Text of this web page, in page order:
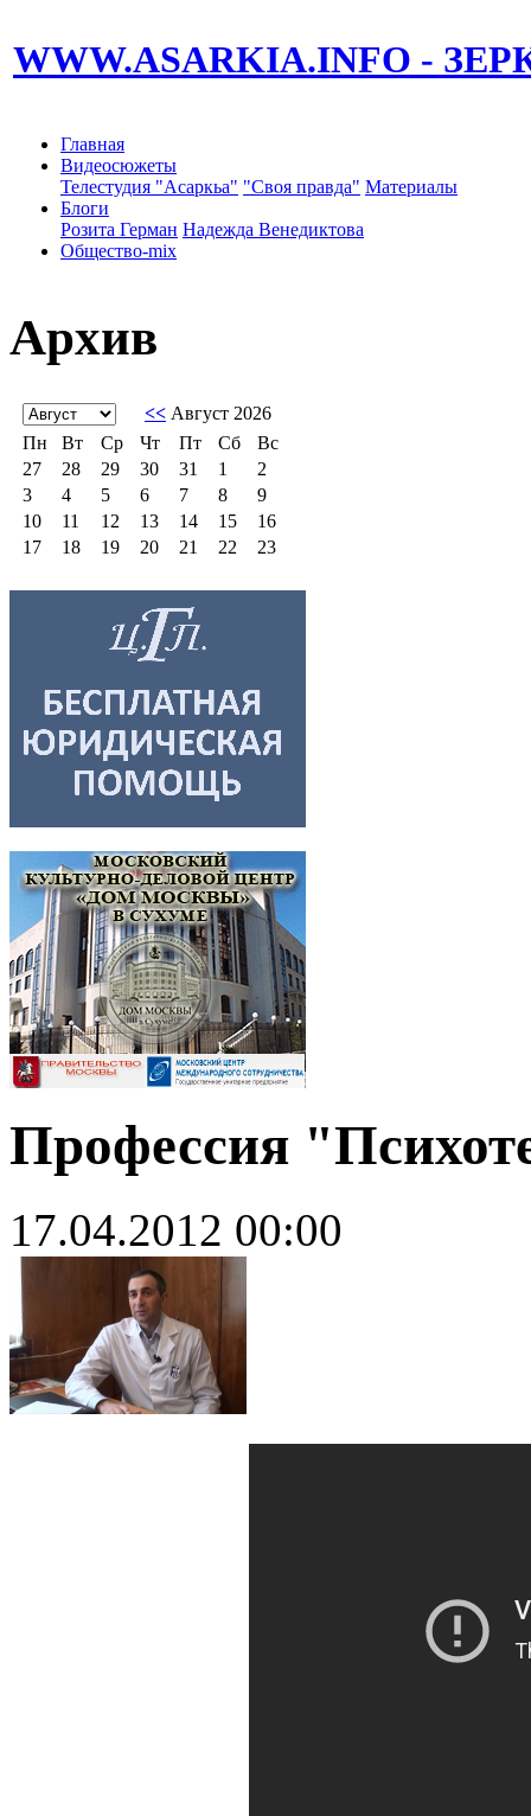
WWW.ASARKIA.INFO -
Главная
Видеосюжеты
Телестудия "Асаркьа" "Своя правда" Материалы
Блоги
Розита Герман Надежда Венедиктова
Общество-mix
Архив
Профессия
17.04.2012 00:00